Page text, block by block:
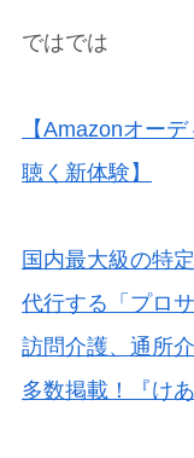
ではでは
【Amazonオー
聴く新体験】
国内最大級の特
代行する「プロ
訪問介護、通所
多数掲載！『け